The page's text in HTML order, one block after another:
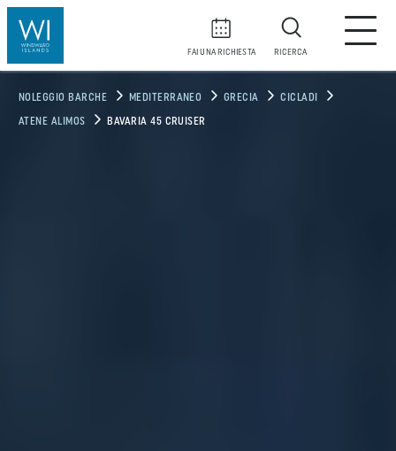
FAI UNA RICHIESTA RICERCA
NOLEGGIO BARCHE MEDITERRANEO GRECIA CICLADI
ATENE ALIMOS BAVARIA 45 CRUISER